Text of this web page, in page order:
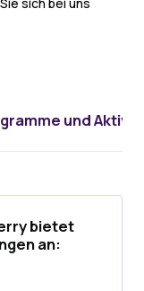
und
bietet
an: